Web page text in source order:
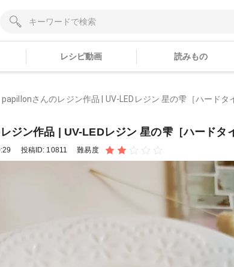
レシピ動画 読みもの
papillonさんのレジン作品 | UV-LEDレジン 星の雫［ハードタ
ジン作品 | UV-LEDレジン 星の雫［ハードタ
投稿ID: 10811 難易度